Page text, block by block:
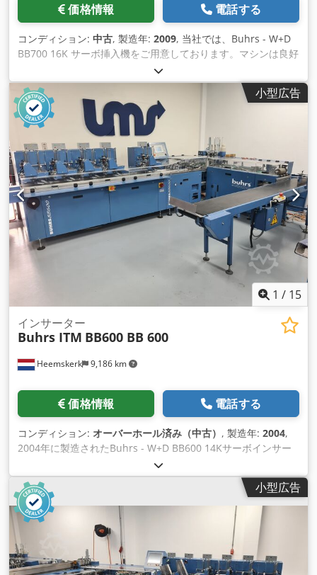
価格情報 電話する
コンディション: 中古, 製造年: 2009, 当社では、Buhrs - W+D
BB700 16K サーボ挿入機をご用意しております。マシンは良好
な状態であり、BSC 3.0 ソフトウェアが搭載されています。
BSC 3.0 は、メーカー W+D の最新ソフトウェア プラットフォ
ームの 1 つです。 Codowmmh Ijpfx Abrjha 機械は到着しまし
たが、まだメンテナンスを開始していません。そのため、この
マシンは今のままでもご利用いただけますが、もちろん、必要
なメンテナンスがすべて完了すれば、すぐにデモンストレーシ
ョンの準備が整います。 オプションで他の投資家やカメラも可
能！ 建設年：2009年 構成： - 8ステーションベース - 5x RF2ロ
ータリーフィーダー - 真空摩擦フィーダー×1 - 排出口 - オート
ローダー転送ステーション - アライメントテーブル付き旋回ベ
ルト - 収納ベルト オプション: - その他の投資家 封筒の形式: -
分105 × 162 mm C6/DL - 最大。 250 × 353 mm B4 製品形式: -
分80 × 105 mm A6 - 最大。 229 × 324 mm C4 製品の厚さ: -
ロータリーフィーダーの場合は3mm - 真空/摩擦フィーダーの
場合は15 mm - 80gsm 1時間あたり16,000サイクル
小型広告
1 / 15
Heemskerk 9,186 km
インサーター
Buhrs ITM BB600 BB 600
価格情報 電話する
コンディション: オーバーホール済み（中古） , 製造年: 2004,
2004年に製造されたBuhrs - W+D BB600 14Kサーボインサー
ターがございます。マシンのコンディションは非常に良く、交
換が必要なパーツは全て弊社で新品に取り付けます。 この
BB600は現在5回転フィーダーを装備していますが、変更も可
能です！ 他のフィーダーやカメラのオプションも可能です！
製造年: 2004 構成 - 6ステーションベース - 5x RF2ロータリー
フィーダー - デリバリートレイ - デリバリーベルト Cjdeq Ec
Efspfx Abrjha この機械をご覧になりたいですか？問題ありま
せん、見に来てください！
小型広告